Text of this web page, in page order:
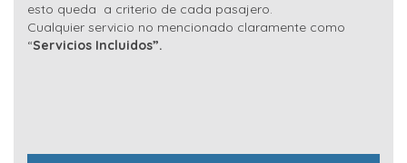
esto queda a criterio de cada pasajero.
Cualquier servicio no mencionado claramente como
“Servicios Incluidos”.